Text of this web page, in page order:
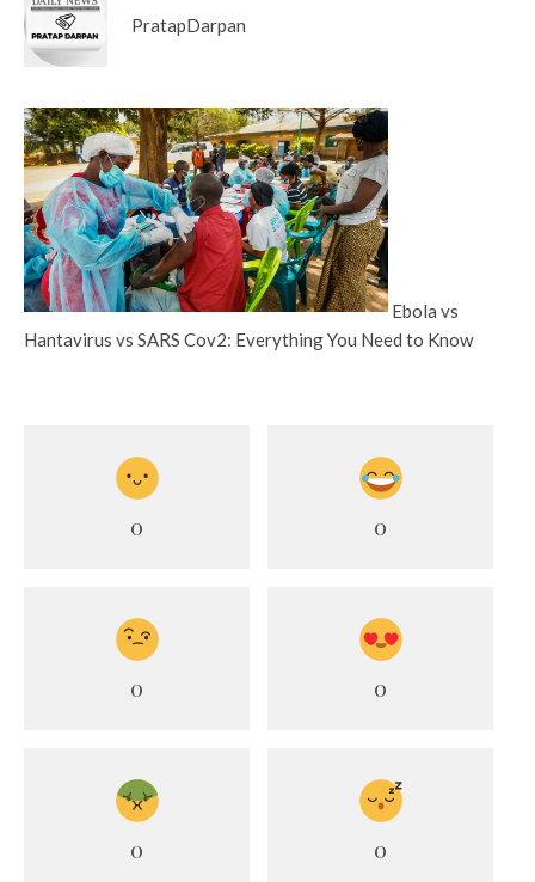
PratapDarpan
Ebola vs
Hantavirus vs SARS Cov2: Everything You Need to Know
0 0
0 0
0 0